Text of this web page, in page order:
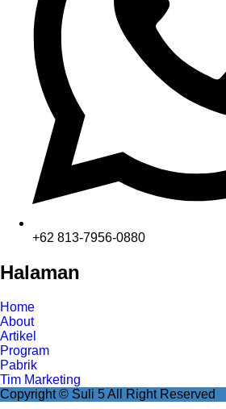
+62 813-7956-0880
Halaman
Home
About
Artikel
Program
Pabrik
Tim Marketing
Copyright © Suli 5 All Right Reserved